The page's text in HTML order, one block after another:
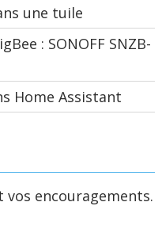
une tuile
: SONOFF SNZB-
Home Assistant
encouragements.